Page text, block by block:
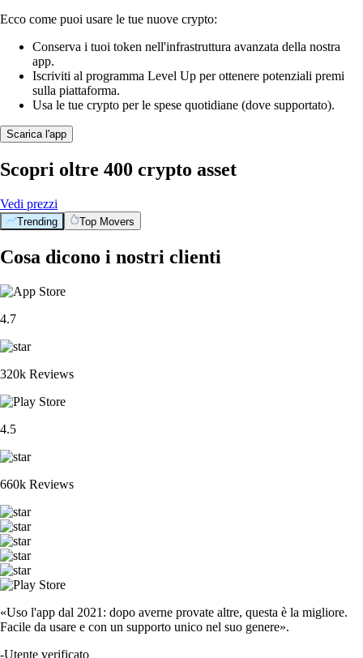
Ecco come puoi usare le tue nuove crypto:
Conserva i tuoi token nell'infrastruttura avanzata della nostra
app.
Iscriviti al programma Level Up per ottenere potenziali premi
sulla piattaforma.
Usa le tue crypto per le spese quotidiane (dove supportato).
Scarica l'app
Scopri oltre 400 crypto asset
Vedi prezzi
Trending Top Movers
Cosa dicono i nostri clienti
4.7
320k Reviews
4.5
660k Reviews
«Uso l'app dal 2021: dopo averne provate altre, questa è la migliore.
Facile da usare e con un supporto unico nel suo genere».
-Utente verificato